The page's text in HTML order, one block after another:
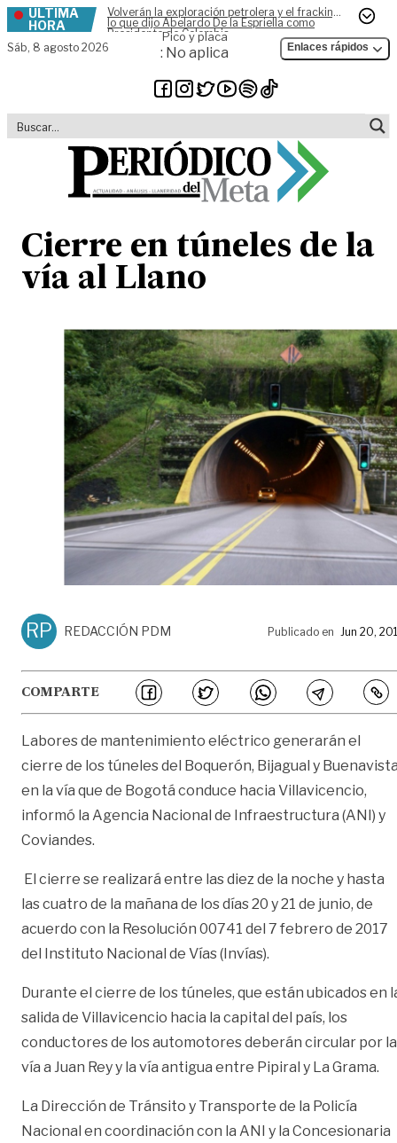
Skip to content
ÚLTIMA
HORA
Volverán la exploración petrolera y el fracking,
lo que dijo Abelardo De la Espriella como
Presidente de Colombia
Sáb, 8 agosto 2026
Pico y placa
: No aplica Enlaces rápidos
Cierre en túneles de la
vía al Llano
RP REDACCIÓN PDM Publicado en Jun 20,
COMPARTE
Labores de mantenimiento eléctrico generarán el
cierre de los túneles del Boquerón, Bijagual y
en la vía que de Bogotá conduce hacia Villavicencio,
informó la Agencia Nacional de Infraestructura (ANI) y
Coviandes.
El cierre se realizará entre las diez de la noche y hasta
las cuatro de la mañana de los días 20 y 21 de junio, de
acuerdo con la Resolución 00741 del 7 febrero de 2017
del Instituto Nacional de Vías (Invías).
Durante el cierre de los túneles, que están ubicados en
salida de Villavicencio hacia la capital del país, los
conductores de los automotores deberán circular por la
vía a Juan Rey y la vía antigua entre Pipiral y La Grama.
La Dirección de Tránsito y Transporte de la Policía
Nacional en coordinación con la ANI y la Concesionaria